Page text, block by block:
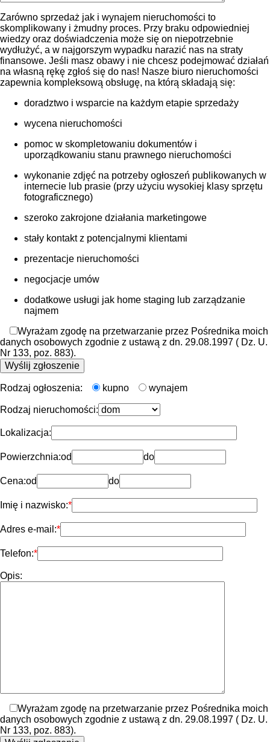
Zarówno sprzedaż jak i wynajem nieruchomości to
skomplikowany i żmudny proces. Przy braku odpowiedniej
wiedzy oraz doświadczenia może się on niepotrzebnie
wydłużyć, a w najgorszym wypadku narazić nas na straty
finansowe. Jeśli masz obawy i nie chcesz podejmować działań
na własną rękę zgłoś się do nas! Nasze biuro nieruchomości
zapewnia kompleksową obsługę, na którą składają się:
doradztwo i wsparcie na każdym etapie sprzedaży
wycena nieruchomości
pomoc w skompletowaniu dokumentów i
uporządkowaniu stanu prawnego nieruchomości
wykonanie zdjęć na potrzeby ogłoszeń publikowanych w
internecie lub prasie (przy użyciu wysokiej klasy sprzętu
fotograficznego)
szeroko zakrojone działania marketingowe
stały kontakt z potencjalnymi klientami
prezentacje nieruchomości
negocjacje umów
dodatkowe usługi jak home staging lub zarządzanie
najmem
Wyrażam zgodę na przetwarzanie przez Pośrednika moich
danych osobowych zgodnie z ustawą z dn. 29.08.1997 ( Dz. U.
Nr 133, poz. 883).
Rodzaj ogłoszenia: kupno wynajem
Rodzaj nieruchomości:
Lokalizacja:
Powierzchnia:od do
Cena:od do
Imię i nazwisko:
Adres e-mail:
Telefon:
Opis:
Wyrażam zgodę na przetwarzanie przez Pośrednika moich
danych osobowych zgodnie z ustawą z dn. 29.08.1997 ( Dz. U.
Nr 133, poz. 883).